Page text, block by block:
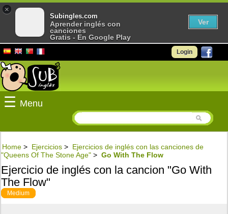
Login
☰ Menu
Home > Ejercicios > Ejercicios de inglés con las canciones de
"Queens Of The Stone Age" > Go With The Flow
Ejercicio de inglés con la cancion "Go With
The Flow"
Medium
×
Subingles.com
Aprender inglés con
canciones
Gratis - En Google Play
Ver